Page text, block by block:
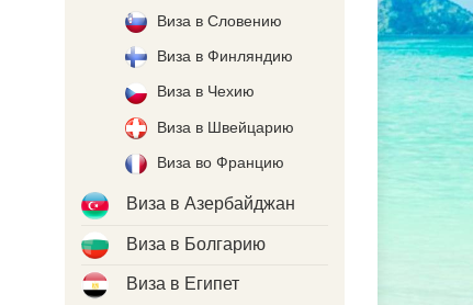
Виза в Словению
Виза в Финляндию
Виза в Чехию
Виза в Швейцарию
Виза во Францию
Виза в Азербайджан
Виза в Болгарию
Виза в Египет